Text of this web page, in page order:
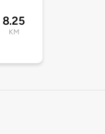
8.25
KM